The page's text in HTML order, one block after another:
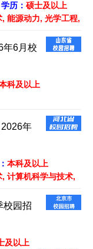
学历： 硕士及以上
能源动力, 光学工程,
年6月校
科及以上
年
本科及以上
计算机科学与技术,
校园招
及以上